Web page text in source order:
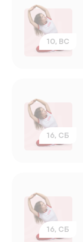
10, ВС
16, СБ
16, СБ